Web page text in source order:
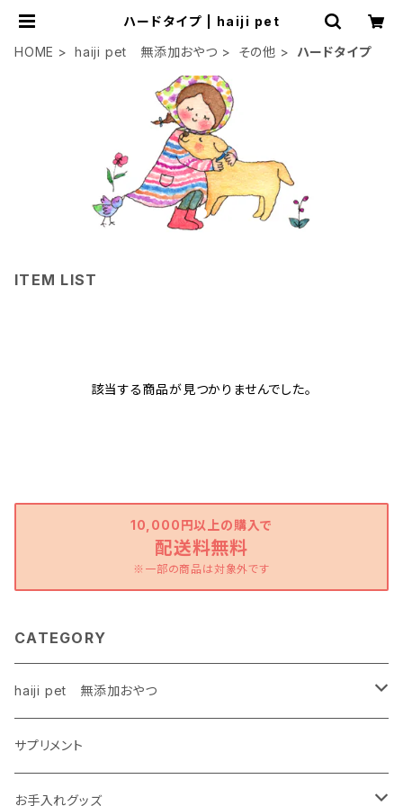
ハードタイプ | haiji pet
HOME
haiji pet 無添加おやつ その他 ハードタイプ
ITEM LIST
該当する商品が見つかりませんでした。
10,000円以上の購入で
配送料無料
※一部の商品は対象外です
CATEGORY
haiji pet 無添加おやつ
鶏
ハードタイプ
お魚
サプリメント
お手入れグッズ